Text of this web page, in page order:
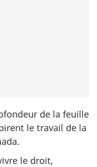
de la feuille
le travail de la
le droit,